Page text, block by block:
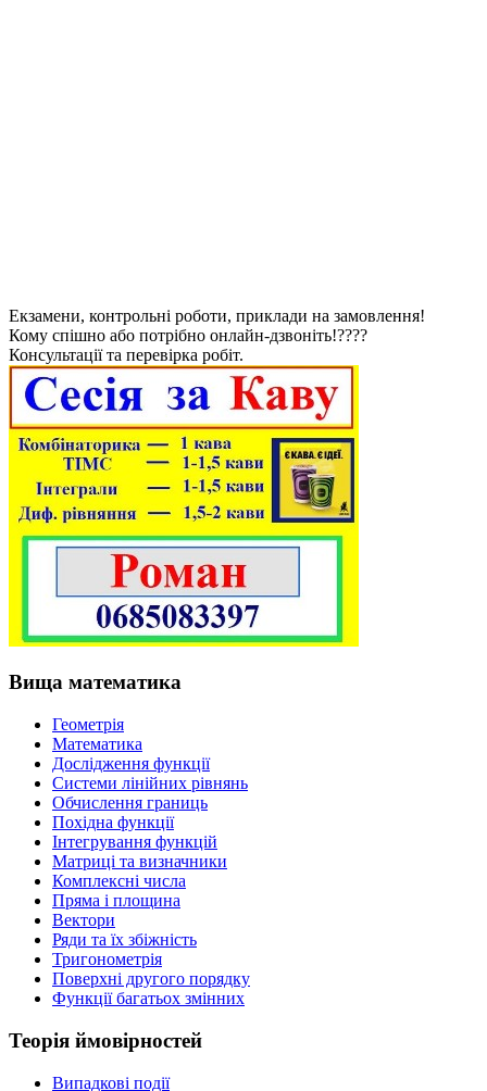
Екзамени, контрольні роботи, приклади на замовлення!
Кому спішно або потрібно онлайн-дзвоніть!????
Консультації та перевірка робіт.
Вища математика
Геометрія
Математика
Дослідження функції
Системи лінійних рівнянь
Обчислення границь
Похідна функції
Інтегрування функцій
Матриці та визначники
Комплексні числа
Пряма і площина
Вектори
Ряди та їх збіжність
Тригонометрія
Поверхні другого порядку
Функції багатьох змінних
Теорія ймовірностей
Випадкові події